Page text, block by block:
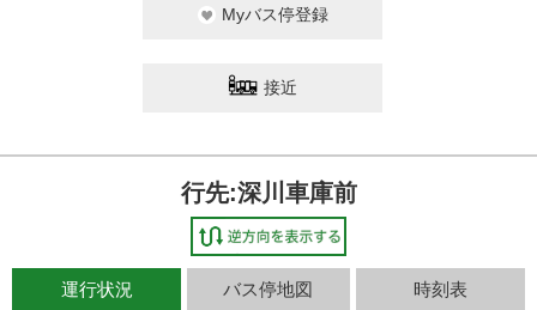
Myバス停登録
接近
行先:深川車庫前
運行状況 バス停地図 時刻表